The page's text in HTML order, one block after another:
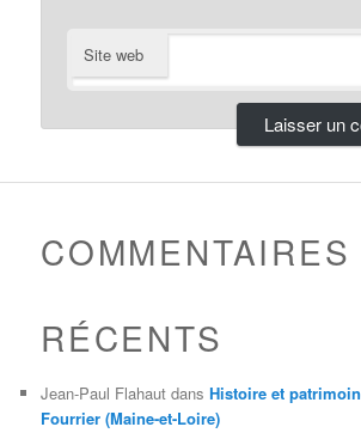
Site web
COMMENTAIRES
RÉCENTS
Jean-Paul Flahaut dansHistoire et
Fourrier (Maine-et-Loire)